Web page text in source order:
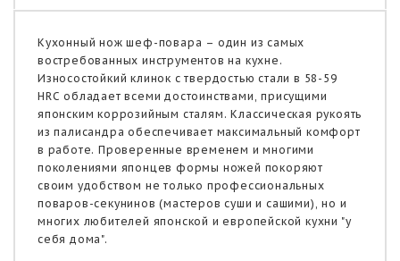
Кухонный нож шеф-повара – один из самых
востребованных инструментов на кухне.
Износостойкий клинок с твердостью стали в 58-59
HRC обладает всеми достоинствами, присущими
японским коррозийным сталям. Классическая рукоять
из палисандра обеспечивает максимальный комфорт
в работе. Проверенные временем и многими
поколениями японцев формы ножей покоряют
своим удобством не только профессиональных
поваров-секунинов (мастеров суши и сашими), но и
многих любителей японской и европейской кухни "у
себя дома".